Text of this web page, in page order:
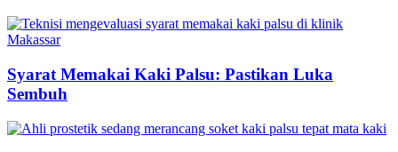
Syarat Memakai Kaki Palsu: Pastikan Luka
Sembuh